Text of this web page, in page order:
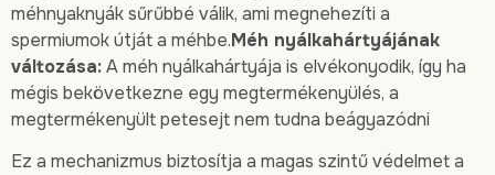
méhnyaknyák sűrűbbé válik, ami megnehezíti a
spermiumok útját a méhbe.Méh nyálkahártyájának
változása:A méh nyálkahártyája is elvékonyodik, így ha
mégis bekövetkezne egy megtermékenyülés, a
megtermékenyült petesejt nem tudna beágyazódni
Ez a mechanizmus biztosítja a magas szintű védelmet a